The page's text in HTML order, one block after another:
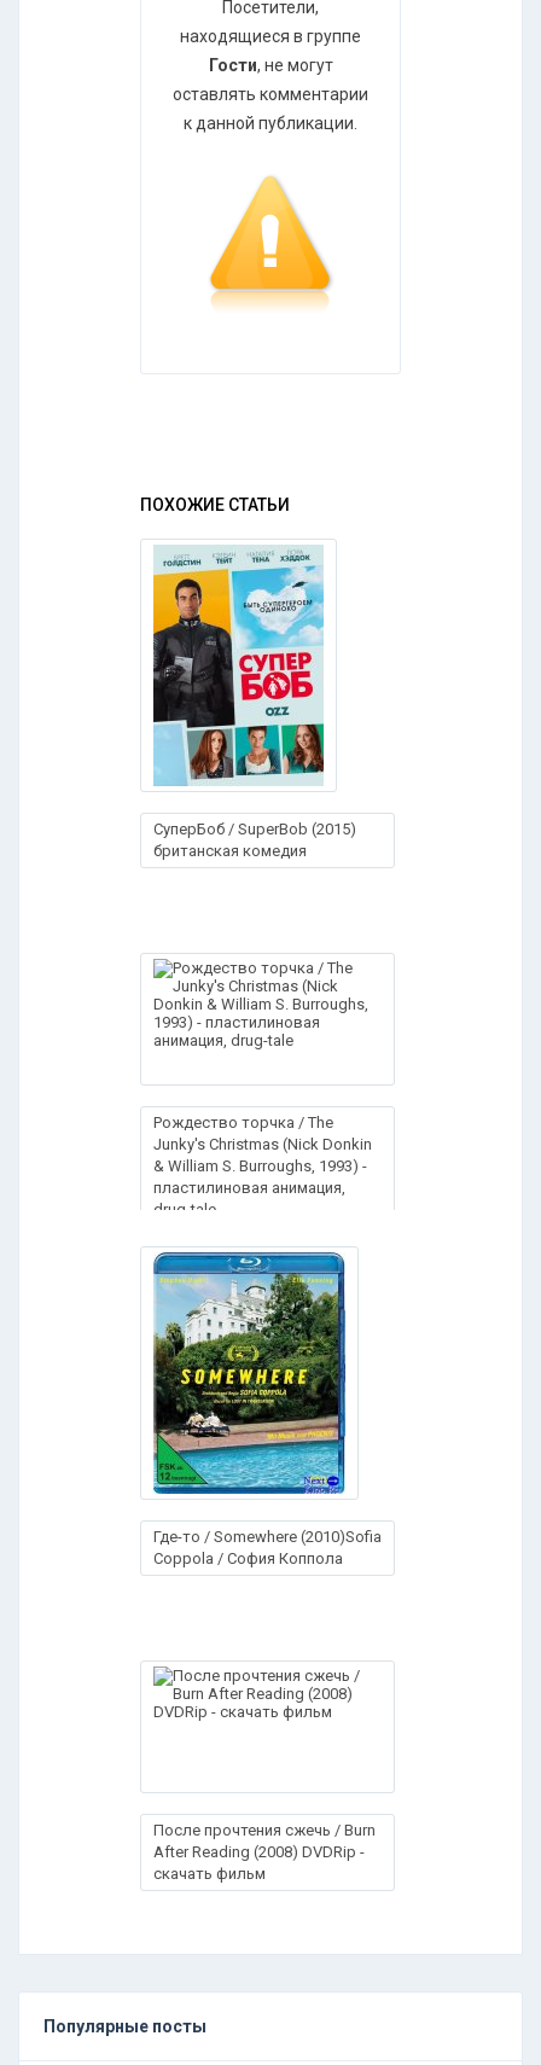
Посетители,
находящиеся в группе
Гости, не могут
оставлять комментарии
к данной публикации.
ПОХОЖИЕ СТАТЬИ
СуперБоб / SuperBob (2015)
британская комедия
Рождество торчка / The
Junky's Christmas (Nick Donkin
& William S. Burroughs, 1993) -
пластилиновая анимация,
drug-tale
Где-то / Somewhere (2010)Sofia
Coppola / София Коппола
После прочтения сжечь / Burn
After Reading (2008) DVDRip -
скачать фильм
Популярные посты